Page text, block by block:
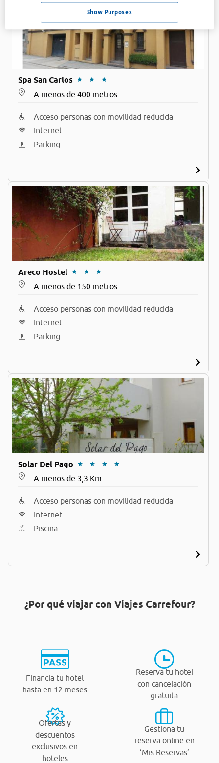
Spa San Carlos
A menos de 400 metros
Acceso personas con movilidad reducida
Internet
Parking
Areco Hostel
A menos de 150 metros
Acceso personas con movilidad reducida
Internet
Parking
Solar Del Pago
A menos de 3,3 Km
Acceso personas con movilidad reducida
Internet
Piscina
¿Por qué viajar con Viajes Carrefour?
Financia tu hotel
hasta en 12 meses
Reserva tu hotel
con cancelación
gratuita
Ofertas y
descuentos
exclusivos en
hoteles
Gestiona tu
reserva online en
‘Mis Reservas’
Show Purposes